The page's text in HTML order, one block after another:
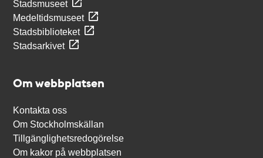
Stadsmuseet
Medeltidsmuseet
Stadsbiblioteket
Stadsarkivet
Om webbplatsen
Kontakta oss
Om Stockholmskällan
Tillgänglighetsredogörelse
Om kakor på webbplatsen